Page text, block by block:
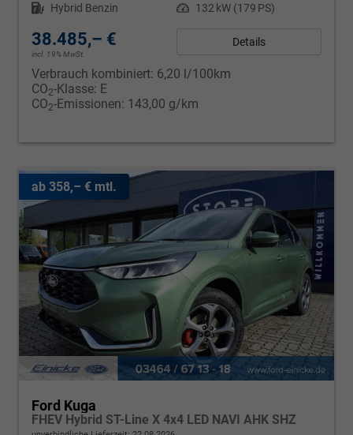
Kraftstoff Hybrid Benzin Leistung 132 kW (179 PS)
38.485,– €
incl. 19% MwSt.
Details
Verbrauch kombiniert: 6,20 l/100km
CO2-Klasse: E
CO2-Emissionen: 143,00 g/km
ab 358,– € mtl.
Ford Kuga
FHEV Hybrid ST-Line X 4x4 LED NAVI AHK SHZ